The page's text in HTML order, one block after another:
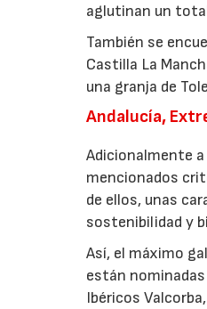
aglutinan un
También se
Castilla La
una granja de
Andalucía,
Adicionalmente
mencionados
de ellos, unas
sostenibilidad y
Así, el máximo
están
Ibéricos